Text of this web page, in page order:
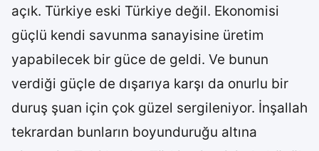
açık. Türkiye eski Türkiye değil. Ekonomisi
güçlü kendi savunma sanayisine üretim
yapabilecek bir güce de geldi. Ve bunun
verdiği güçle de dışarıya karşı da onurlu bir
duruş şuan için çok güzel sergileniyor. İnşallah
tekrardan bunların boyunduruğu altına